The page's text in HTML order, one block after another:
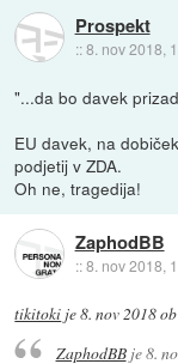
Prospekt
::8. nov 2018,
"...da bo davek
EU davek, na
podjetij v ZDA.
Oh ne, tragedija!
ZaphodBB
::8. nov 2018,
tikitoki je8. nov 2018
ZaphodBBje8.